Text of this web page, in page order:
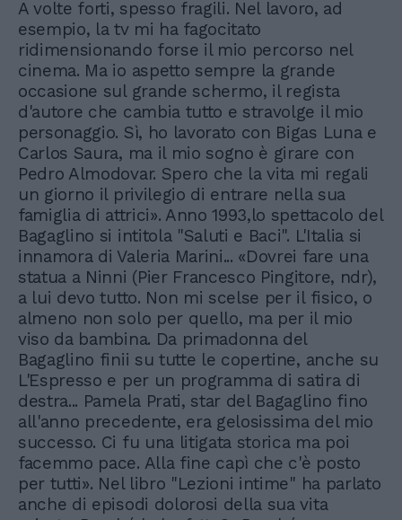
A volte forti, spesso fragili. Nel lavoro, ad
esempio, la tv mi ha fagocitato
ridimensionando forse il mio percorso nel
cinema. Ma io aspetto sempre la grande
occasione sul grande schermo, il regista
d'autore che cambia tutto e stravolge il mio
personaggio. Sì, ho lavorato con Bigas Luna e
Carlos Saura, ma il mio sogno è girare con
Pedro Almodovar. Spero che la vita mi regali
un giorno il privilegio di entrare nella sua
famiglia di attrici». Anno 1993,lo spettacolo del
Bagaglino si intitola "Saluti e Baci". L'Italia si
innamora di Valeria Marini... «Dovrei fare una
statua a Ninni (Pier Francesco Pingitore, ndr),
a lui devo tutto. Non mi scelse per il fisico, o
almeno non solo per quello, ma per il mio
viso da bambina. Da primadonna del
Bagaglino finii su tutte le copertine, anche su
L'Espresso e per un programma di satira di
destra... Pamela Prati, star del Bagaglino fino
all'anno precedente, era gelosissima del mio
successo. Ci fu una litigata storica ma poi
facemmo pace. Alla fine capì che c'è posto
per tutti». Nel libro "Lezioni intime" ha parlato
anche di episodi dolorosi della sua vita